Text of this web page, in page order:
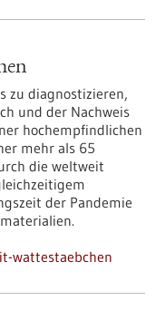
zu diagnostizieren,
und der Nachweis
hochempfindlichen
mehr als 65
die weltweit
der Pandemie
wattestaebchen